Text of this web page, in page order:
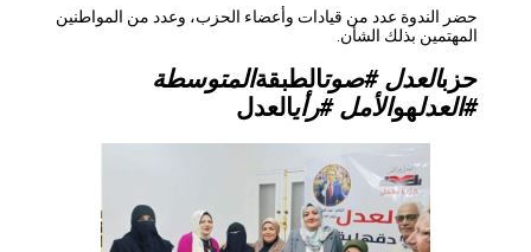
حضر الندوة عدد من قيادات وأعضاء الحزب، وعدد من المواطنين
المهتمين بذلك الشأن.
العدل #صوتالطبقةالمتوسطة
#العدلهوالأمل #رأيالعدل